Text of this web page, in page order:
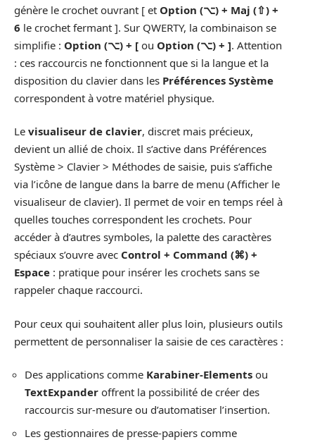
génère le crochet ouvrant [ et Option (⌥) + Maj (⇧) +
6 le crochet fermant ]. Sur QWERTY, la combinaison se
simplifie : Option (⌥) + [ ou Option (⌥) + ]. Attention
: ces raccourcis ne fonctionnent que si la langue et la
disposition du clavier dans les Préférences Système
correspondent à votre matériel physique.
Le visualiseur de clavier, discret mais précieux,
devient un allié de choix. Il s’active dans Préférences
Système > Clavier > Méthodes de saisie, puis s’affiche
via l’icône de langue dans la barre de menu (Afficher le
visualiseur de clavier). Il permet de voir en temps réel à
quelles touches correspondent les crochets. Pour
accéder à d’autres symboles, la palette des caractères
spéciaux s’ouvre avec Control + Command (⌘) +
Espace : pratique pour insérer les crochets sans se
rappeler chaque raccourci.
Pour ceux qui souhaitent aller plus loin, plusieurs outils
permettent de personnaliser la saisie de ces caractères :
Des applications comme Karabiner-Elements ou
TextExpander offrent la possibilité de créer des
raccourcis sur-mesure ou d’automatiser l’insertion.
Les gestionnaires de presse-papiers comme